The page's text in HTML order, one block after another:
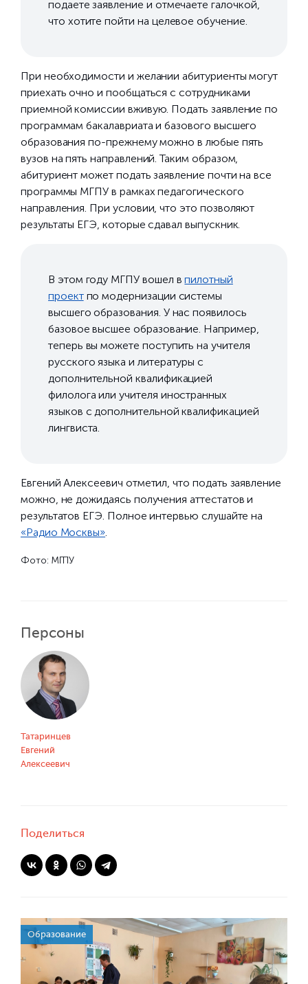
подаете заявление и отмечаете галочкой,
что хотите пойти на целевое обучение.
При необходимости и желании абитуриенты могут
приехать очно и пообщаться с сотрудниками
приемной комиссии вживую. Подать заявление по
программам бакалавриата и базового высшего
образования по-прежнему можно в любые пять
вузов на пять направлений. Таким образом,
абитуриент может подать заявление почти на все
программы МГПУ в рамках педагогического
направления. При условии, что это позволяют
результаты ЕГЭ, которые сдавал выпускник.
В этом году МГПУ вошел впилотный
проектпо модернизации системы
высшего образования. У нас появилось
базовое высшее образование. Например,
теперь вы можете поступить на учителя
русского языка и литературы с
дополнительной квалификацией
филолога или учителя иностранных
языков с дополнительной квалификацией
лингвиста.
Евгений Алексеевич отметил, что подать заявление
можно, не дожидаясь получения аттестатов и
результатов ЕГЭ. Полное интервью слушайте на
«Радио Москвы»
Фото: МГПУ
Персоны
Татаринцев
Евгений
Алексеевич
Поделиться
Образование